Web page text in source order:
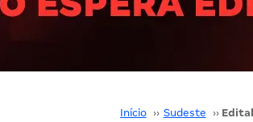
Início ›› Sudeste ››